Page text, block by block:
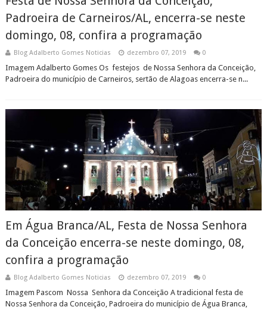
Padroeira de Carneiros/AL, encerra-se neste
domingo, 08, confira a programação
Blog Adalberto Gomes Noticias dezembro 07, 2019 0
Imagem Adalberto Gomes Os festejos de Nossa Senhora da Conceição,
Padroeira do município de Carneiros, sertão de Alagoas encerra-se n...
Em Água Branca/AL, Festa de Nossa Senhora
da Conceição encerra-se neste domingo, 08,
confira a programação
Blog Adalberto Gomes Noticias dezembro 07, 2019 0
Imagem Pascom Nossa Senhora da Conceição A tradicional festa de
Nossa Senhora da Conceição, Padroeira do município de Água Branca,